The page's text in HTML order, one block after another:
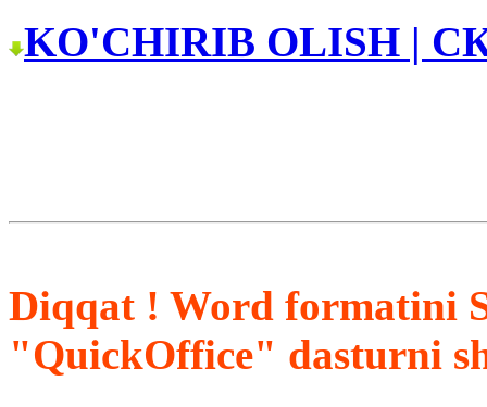
KO'CHIRIB OLISH |
Diqqat ! Word formatini
"QuickOffice" dasturni